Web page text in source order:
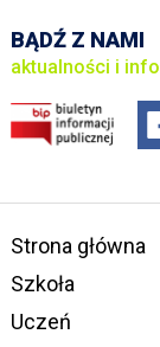
BĄDŹ Z NAMI
aktualności i
Strona główna
Szkoła
Uczeń